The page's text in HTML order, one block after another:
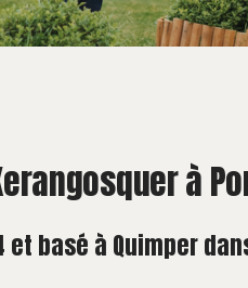
à
basé à Quimper